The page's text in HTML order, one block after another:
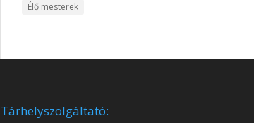
Élő mesterek
Tárhelyszolgáltató: